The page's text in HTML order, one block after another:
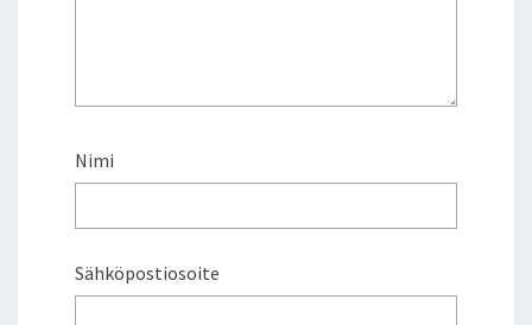
Nimi
Sähköpostiosoite